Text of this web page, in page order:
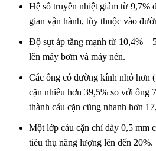
Hệ số truyền nhiệt giảm từ 9,7%
gian vận hành, tùy thuộc vào
Độ sụt áp tăng mạnh từ 10,4% –
lên máy bơm và máy nén.
Các ống có đường kính nhỏ hơn
cặn nhiều hơn 39,5% so với ống
thành cáu cặn cũng nhanh hơn 17,
Một lớp cáu cặn chỉ dày 0,5 mm
tiêu thụ năng lượng lên đến 20%.